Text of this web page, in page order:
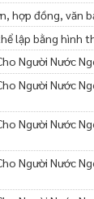
hợp đồng, văn
lập bằng hình
Người Nước
Người Nước
Người Nước
Người Nước